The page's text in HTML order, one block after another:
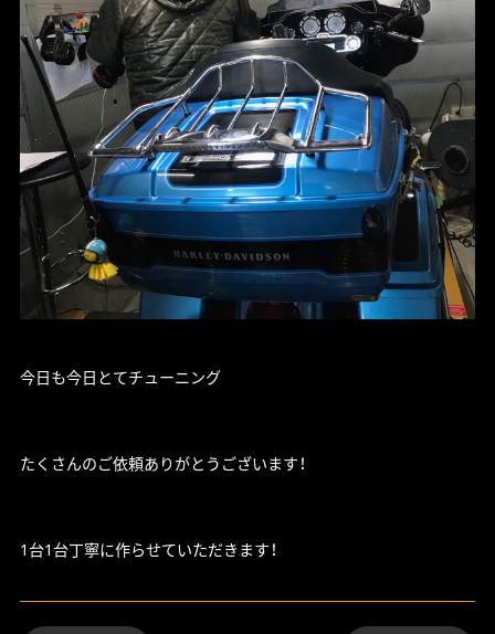
今日も今日とてチューニング
たくさんのご依頼ありがとうございます！
1台1台丁寧に作らせていただきます！